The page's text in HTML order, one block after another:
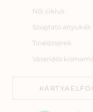
Női ciklus
Szoptató anyukák
Tinédzserek
Várandós